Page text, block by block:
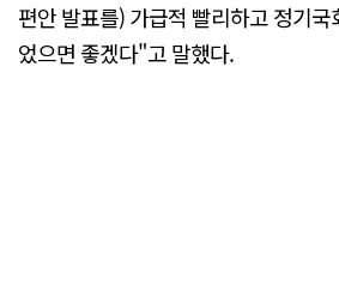
편안 발표를) 가급적 빨리하고 정기국
었으면 좋겠다"고 말했다.